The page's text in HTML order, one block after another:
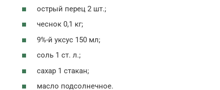
острый перец 2 шт.;
чеснок 0,1 кг;
9%-й уксус 150 мл;
соль 1 ст. л.;
сахар 1 стакан;
масло подсолнечное.